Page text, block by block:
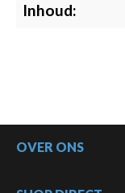
Inhoud:
OVER ONS